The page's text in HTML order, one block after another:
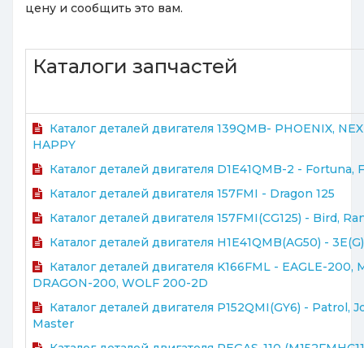
цену и сообщить это вам.
Каталоги запчастей
Каталог деталей двигателя 139QMB- PHOENIX,
HAPPY
Каталог деталей двигателя D1E41QMB-2 - Fortuna,
Каталог деталей двигателя 157FMI - Dragon 125
Каталог деталей двигателя 157FMI(CG125) - Bird,
Каталог деталей двигателя H1E41QMB(AG50) -
Каталог деталей двигателя K166FML - EAGLE-200,
DRAGON-200, WOLF 200-2D
Каталог деталей двигателя P152QMI(GY6) - Patrol,
Master